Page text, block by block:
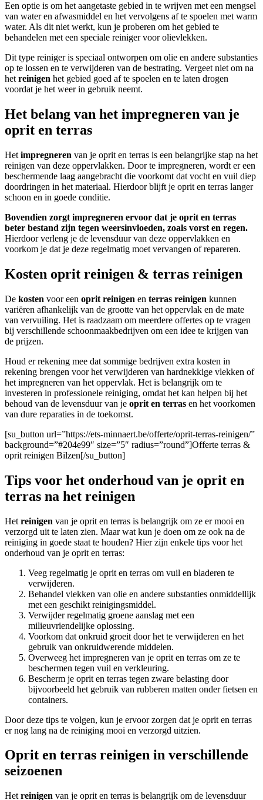
Een optie is om het aangetaste gebied in te wrijven met een mengsel
van water en afwasmiddel en het vervolgens af te spoelen met warm
water. Als dit niet werkt, kun je proberen om het gebied te
behandelen met een speciale reiniger voor olievlekken.
Dit type reiniger is speciaal ontworpen om olie en andere substanties
op te lossen en te verwijderen van de bestrating. Vergeet niet om na
het reinigen het gebied goed af te spoelen en te laten drogen
voordat je het weer in gebruik neemt.
Het belang van het impregneren van je
oprit en terras
Het impregneren van je oprit en terras is een belangrijke stap na het
reinigen van deze oppervlakken. Door te impregneren, wordt er een
beschermende laag aangebracht die voorkomt dat vocht en vuil diep
doordringen in het materiaal. Hierdoor blijft je oprit en terras langer
schoon en in goede conditie.
Bovendien zorgt impregneren ervoor dat je oprit en terras
beter bestand zijn tegen weersinvloeden, zoals vorst en regen.
Hierdoor verleng je de levensduur van deze oppervlakken en
voorkom je dat je deze regelmatig moet vervangen of repareren.
Kosten oprit reinigen & terras reinigen
De kosten voor een oprit reinigen en terras reinigen kunnen
variëren afhankelijk van de grootte van het oppervlak en de mate
van vervuiling. Het is raadzaam om meerdere offertes op te vragen
bij verschillende schoonmaakbedrijven om een idee te krijgen van
de prijzen.
Houd er rekening mee dat sommige bedrijven extra kosten in
rekening brengen voor het verwijderen van hardnekkige vlekken of
het impregneren van het oppervlak. Het is belangrijk om te
investeren in professionele reiniging, omdat het kan helpen bij het
behoud van de levensduur van je oprit en terras en het voorkomen
van dure reparaties in de toekomst.
[su_button url=”https://ets-minnaert.be/offerte/oprit-terras-reinigen/”
background=”#204e99″ size=”5″ radius=”round”]Offerte terras &
oprit reinigen Bilzen[/su_button]
Tips voor het onderhoud van je oprit en
terras na het reinigen
Het reinigen van je oprit en terras is belangrijk om ze er mooi en
verzorgd uit te laten zien. Maar wat kun je doen om ze ook na de
reiniging in goede staat te houden? Hier zijn enkele tips voor het
onderhoud van je oprit en terras:
Veeg regelmatig je oprit en terras om vuil en bladeren te
verwijderen.
Behandel vlekken van olie en andere substanties onmiddellijk
met een geschikt reinigingsmiddel.
Verwijder regelmatig groene aanslag met een
milieuvriendelijke oplossing.
Voorkom dat onkruid groeit door het te verwijderen en het
gebruik van onkruidwerende middelen.
Overweeg het impregneren van je oprit en terras om ze te
beschermen tegen vuil en verkleuring.
Bescherm je oprit en terras tegen zware belasting door
bijvoorbeeld het gebruik van rubberen matten onder fietsen en
containers.
Door deze tips te volgen, kun je ervoor zorgen dat je oprit en terras
er nog lang na de reiniging mooi en verzorgd uitzien.
Oprit en terras reinigen in verschillende
seizoenen
Het reinigen van je oprit en terras is belangrijk om de levensduur